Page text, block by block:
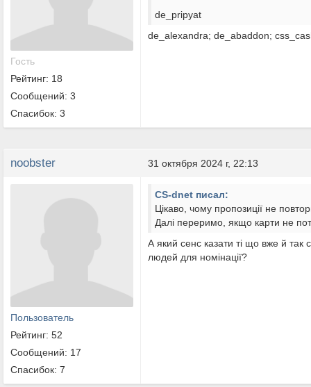
Гость
Рейтинг: 18
Сообщений: 3
Спасибок: 3
de_pripyat
de_alexandra; de_abaddon;
noobster 31 октября 2024 г, 22:13
Пользователь
Рейтинг: 52
Сообщений: 17
Спасибок: 7
CS-dnet писал:
Цікаво, чому пропозиції не
Далі переримо, якщо карти не
А який сенс казати ті що вже й так
людей для номінації?